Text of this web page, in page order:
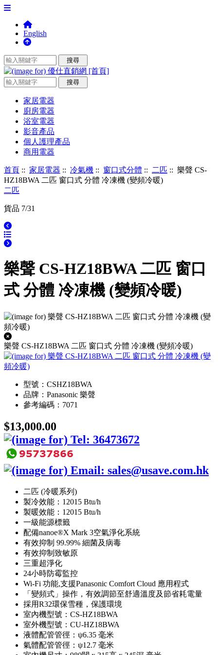
English
家居電器
廚房電器
浴室電器
影音產品
個人護理產品
商用電器
首頁 :: 家居電器 :: 冷氣機 :: 窗口式分體 :: 二匹 :: 樂聲 CS-
HZ18BWA 二匹 窗口式 分體 冷凍機 (變頻冷暖)
二匹
貨品 7/31
樂聲 CS-HZ18BWA 二匹 窗口
式 分體 冷凍機 (變頻冷暖)
樂聲 CS-HZ18BWA 二匹 窗口式 分體 冷凍機 (變頻冷暖)
型號：CSHZ18BWA
品牌：Panasonic 樂聲
參考編碼：7071
$13,000.00
二匹 (冷暖系列)
製冷效能：12015 Btu/h
製暖效能：12015 Btu/h
一級能源標籤
配備nanoe®X Mark 3空氣淨化系統
有效抑制 99.99% 細菌及病毒
有效抑制致敏原
三重超淨化
24小時防霉監控
Wi-Fi 功能,支援Panasonic Comfort Cloud 應用程式
「變頻式」操作，有效調節至舒適溫度及節省耗電量
採用R32環保雪種，保護環境
室內機型號：CS-HZ18BWA
室外機型號：CU-HZ18BWA
液體配管管徑：ψ6.35 毫米
氣體配管管徑：ψ12.7 毫米